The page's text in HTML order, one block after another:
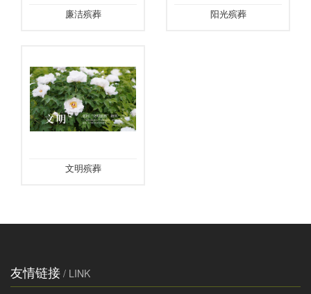
廉洁殡葬 阳光殡葬
文明殡葬
友情链接 / LINK